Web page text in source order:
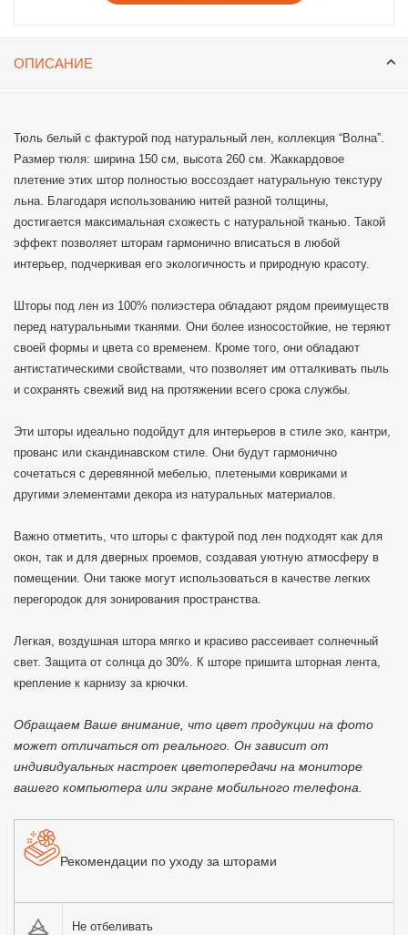
ОПИСАНИЕ
Тюль белый с фактурой под натуральный лен, коллекция “Волна”.
Размер тюля: ширина 150 см, высота 260 см. Жаккардовое
плетение этих штор полностью воссоздает натуральную текстуру
льна. Благодаря использованию нитей разной толщины,
достигается максимальная схожесть с натуральной тканью. Такой
эффект позволяет шторам гармонично вписаться в любой
интерьер, подчеркивая его экологичность и природную красоту.
Шторы под лен из 100% полиэстера обладают рядом преимуществ
перед натуральными тканями. Они более износостойкие, не теряют
своей формы и цвета со временем. Кроме того, они обладают
антистатическими свойствами, что позволяет им отталкивать пыль
и сохранять свежий вид на протяжении всего срока службы.
Эти шторы идеально подойдут для интерьеров в стиле эко, кантри,
прованс или скандинавском стиле. Они будут гармонично
сочетаться с деревянной мебелью, плетеными ковриками и
другими элементами декора из натуральных материалов.
Важно отметить, что шторы с фактурой под лен подходят как для
окон, так и для дверных проемов, создавая уютную атмосферу в
помещении. Они также могут использоваться в качестве легких
перегородок для зонирования пространства.
Легкая, воздушная штора мягко и красиво рассеивает солнечный
свет. Защита от солнца до 30%. К шторе пришита шторная лента,
крепление к карнизу за крючки.
Обращаем Ваше внимание, что цвет продукции на фото
может отличаться от реального. Он зависит от
индивидуальных настроек цветопередачи на мониторе
вашего компьютера или экране мобильного телефона.
Рекомендации по уходу за шторами
Не отбеливать